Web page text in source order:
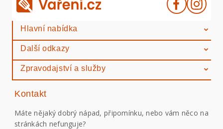
Hlavní nabídka
Další odkazy
Zpravodajství a služby
Kontakt
Máte nějaký dobrý nápad, připomínku, nebo vám něco na
stránkách nefunguje?